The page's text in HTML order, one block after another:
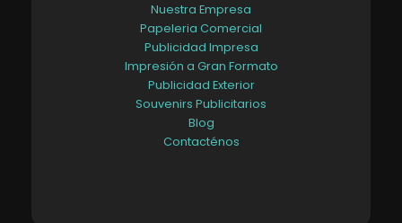
Nuestra Empresa
Papeleria Comercial
Publicidad Impresa
Impresión a Gran Formato
Publicidad Exterior
Souvenirs Publicitarios
Blog
Contacténos